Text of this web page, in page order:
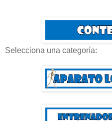
Selecciona una categoría: